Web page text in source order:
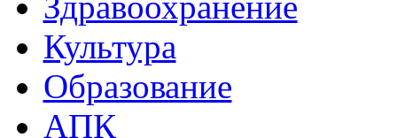
Культура
Образование
АПК